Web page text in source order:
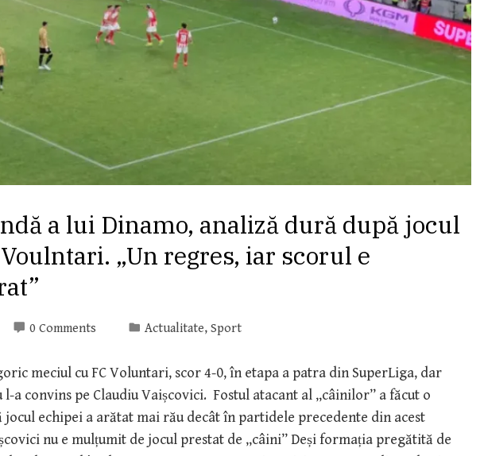
a lui Dinamo, analiză dură după jocul
„Un regres, iar scorul e
0 Comments Actualitate, Sport
meciul cu FC Voluntari, scor 4-0, în etapa a patra din SuperLiga, dar
l-a convins pe Claudiu Vaișcovici. Fostul atacant al „câinilor” a făcut o
jocul echipei a arătat mai rău decât în partidele precedente din acest
nu e mulțumit de jocul prestat de „câini” Deși formația pregătită de